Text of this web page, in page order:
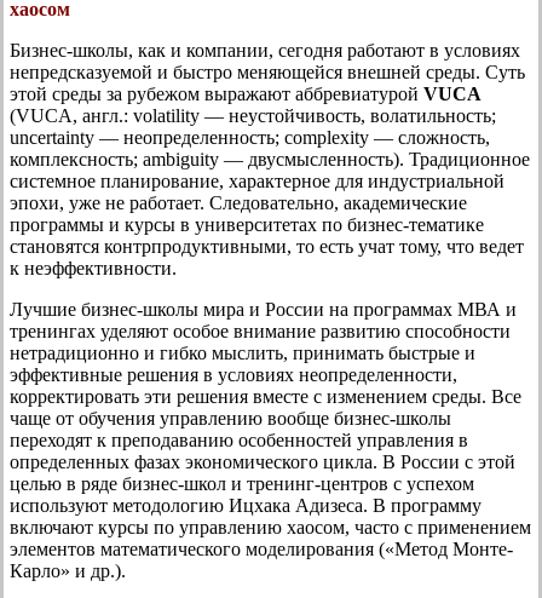
хаосом
Бизнес-школы, как и компании, сегодня работают в условиях
непредсказуемой и быстро меняющейся внешней среды. Суть
этой среды за рубежом выражают аббревиатурой VUCA
(VUCA, англ.: volatility — неустойчивость, волатильность;
uncertainty — неопределенность; complexity — сложность,
комплексность; ambiguity — двусмысленность). Традиционное
системное планирование, характерное для индустриальной
эпохи, уже не работает. Следовательно, академические
программы и курсы в университетах по бизнес-тематике
становятся контрпродуктивными, то есть учат тому, что ведет
к неэффективности.
Лучшие бизнес-школы мира и России на программах МВА и
тренингах уделяют особое внимание развитию способности
нетрадиционно и гибко мыслить, принимать быстрые и
эффективные решения в условиях неопределенности,
корректировать эти решения вместе с изменением среды. Все
чаще от обучения управлению вообще бизнес-школы
переходят к преподаванию особенностей управления в
определенных фазах экономического цикла. В России с этой
целью в ряде бизнес-школ и тренинг-центров с успехом
используют методологию Ицхака Адизеса. В программу
включают курсы по управлению хаосом, часто с применением
элементов математического моделирования («Метод Монте-
Карло» и др.).